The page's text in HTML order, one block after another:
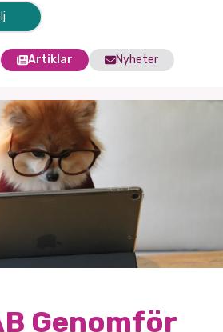
Artiklar Nyheter
Genomför